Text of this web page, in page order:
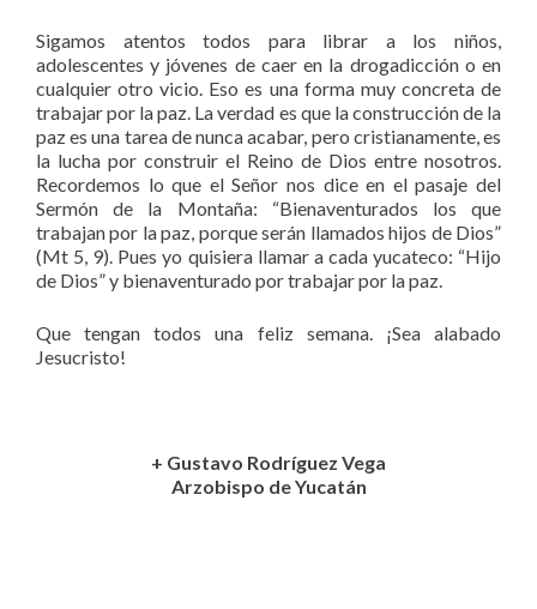
Sigamos atentos todos para librar a los niños,
adolescentes y jóvenes de caer en la drogadicción o en
cualquier otro vicio. Eso es una forma muy concreta de
trabajar por la paz. La verdad es que la construcción de la
paz es una tarea de nunca acabar, pero cristianamente, es
la lucha por construir el Reino de Dios entre nosotros.
Recordemos lo que el Señor nos dice en el pasaje del
Sermón de la Montaña: “Bienaventurados los que
trabajan por la paz, porque serán llamados hijos de Dios”
(Mt 5, 9). Pues yo quisiera llamar a cada yucateco: “Hijo
de Dios” y bienaventurado por trabajar por la paz.
Que tengan todos una feliz semana. ¡Sea alabado
Jesucristo!
+ Gustavo Rodríguez Vega
Arzobispo de Yucatán